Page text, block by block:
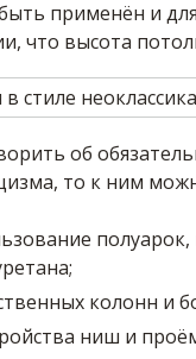
применён и
что высота
об
то к ним
колонн и
ниш и